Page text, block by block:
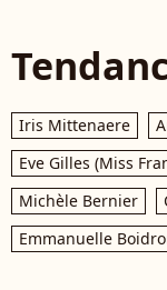
Iris Mittenaere
Eve Gilles (Miss
Michèle Bernier
Emmanuelle